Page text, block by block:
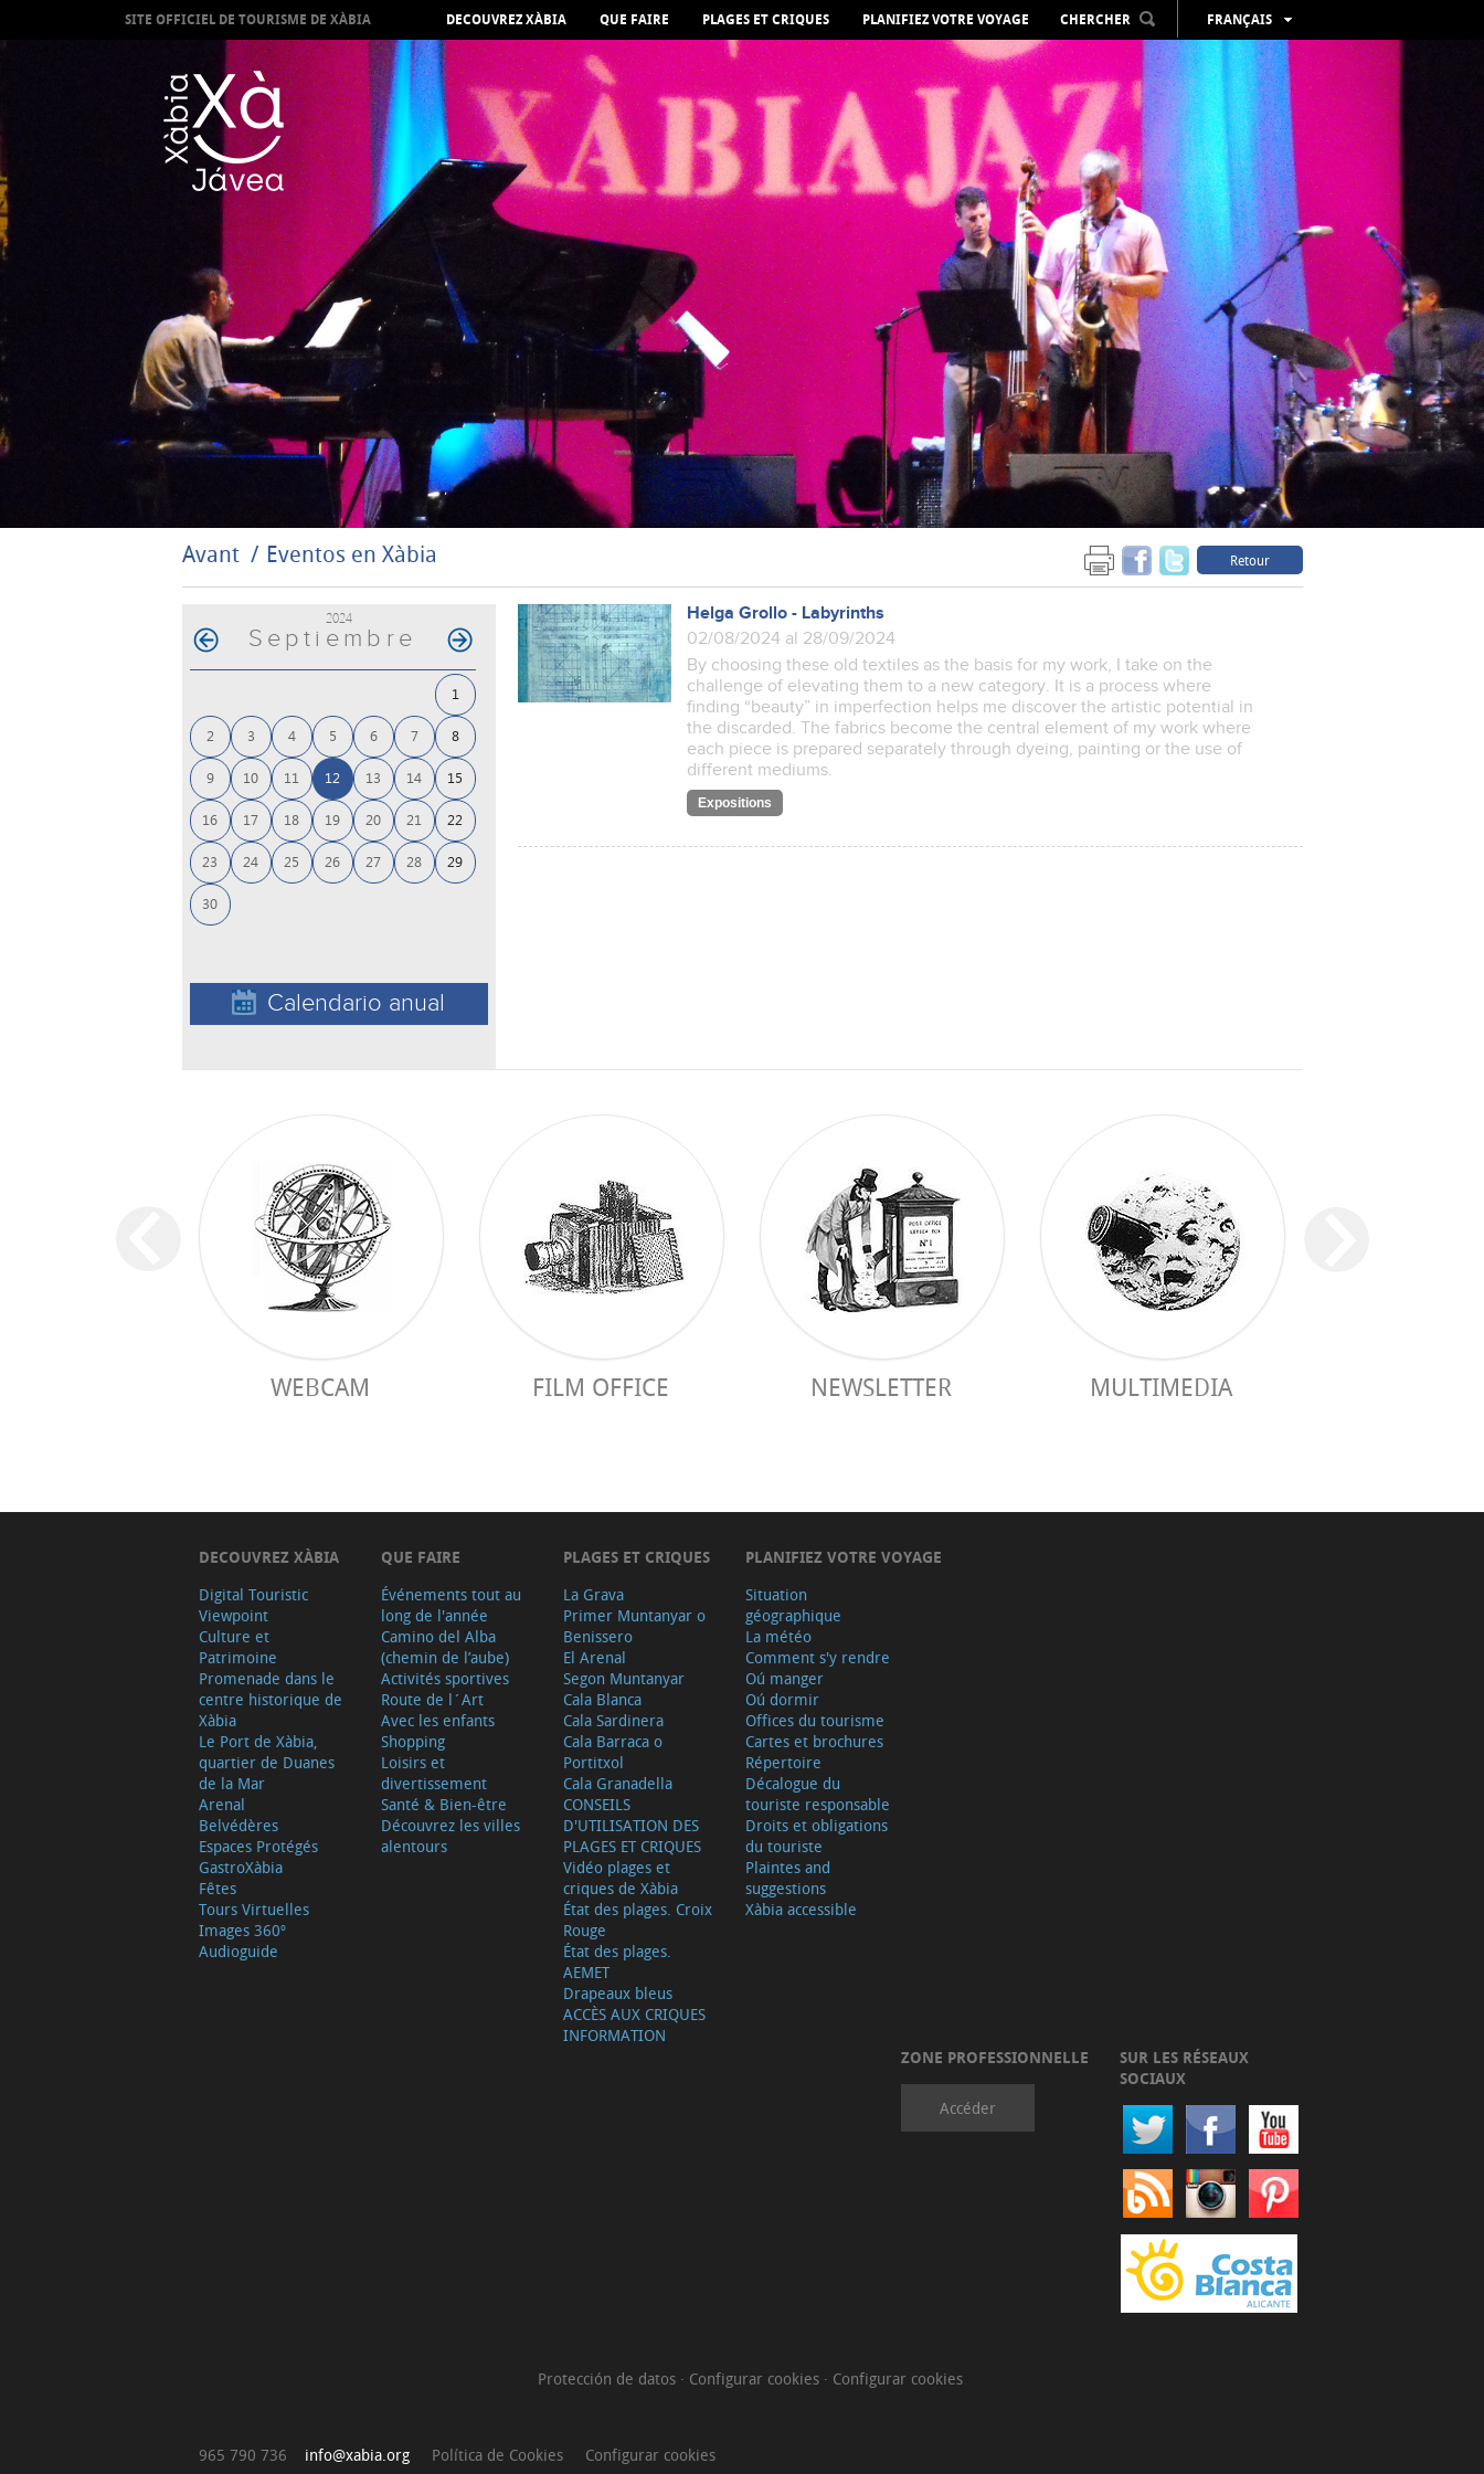
SITE OFFICIEL DE TOURISME DE XÀBIA DECOUVREZ XÀBIA QUE FAIRE PLAGES ET CRIQUES PLANIFIEZ VOTRE VOYAGE CHERCHER
FRANÇAIS
ESPAÑOL
VALENCIÀ
ENGLISH
DEUTSCH
РУССКИЙ
Avant Eventos en Xàbia Retour
2024
Septiembre
1
2 3 4 5 6 7 8
9 10 11 12 13 14 15
16 17 18 19 20 21 22
23 24 25 26 27 28 29
30
Calendario anual
Helga Grollo - Labyrinths
02/08/2024 al 28/09/2024
By choosing these old textiles as the basis for my work, I take on the
challenge of elevating them to a new category. It is a process where
finding “beauty” in imperfection helps me discover the artistic potential in
the discarded. The fabrics become the central element of my work where
each piece is prepared separately through dyeing, painting or the use of
different mediums.
Expositions
WEBCAM FILM OFFICE NEWSLETTER MULTIMEDIA
DECOUVREZ XÀBIA
Digital Touristic
Viewpoint
Culture et
Patrimoine
Promenade dans le
centre historique de
Xàbia
Le Port de Xàbia,
quartier de Duanes
de la Mar
Arenal
Belvédères
Espaces Protégés
GastroXàbia
Fêtes
Tours Virtuelles
Images 360º
Audioguide
QUE FAIRE
Événements tout au
long de l'année
Camino del Alba
(chemin de l’aube)
Activités sportives
Route de l´Art
Avec les enfants
Shopping
Loisirs et
divertissement
Santé & Bien-être
Découvrez les villes
alentours
PLAGES ET CRIQUES
La Grava
Primer Muntanyar o
Benissero
El Arenal
Segon Muntanyar
Cala Blanca
Cala Sardinera
Cala Barraca o
Portitxol
Cala Granadella
CONSEILS
D'UTILISATION DES
PLAGES ET CRIQUES
Vidéo plages et
criques de Xàbia
État des plages. Croix
Rouge
État des plages.
AEMET
Drapeaux bleus
ACCÈS AUX CRIQUES
INFORMATION
PLANIFIEZ VOTRE VOYAGE
Situation
géographique
La météo
Comment s'y rendre
Oú manger
Oú dormir
Offices du tourisme
Cartes et brochures
Répertoire
Décalogue du
touriste responsable
Droits et obligations
du touriste
Plaintes and
suggestions
Xàbia accessible
ZONE PROFESSIONNELLE
Accéder
SUR LES RÉSEAUX
SOCIAUX
Protección de datos · Configurar cookies · Configurar cookies
965 790 736 info@xabia.org Política de Cookies Configurar cookies